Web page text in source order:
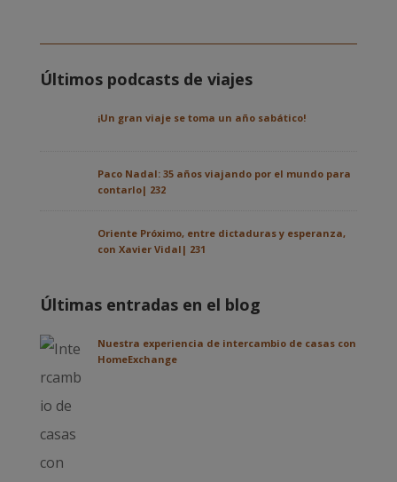
Últimos podcasts de viajes
¡Un gran viaje se toma un año sabático!
Paco Nadal: 35 años viajando por el mundo para
contarlo| 232
Oriente Próximo, entre dictaduras y esperanza,
con Xavier Vidal| 231
Últimas entradas en el blog
Nuestra experiencia de intercambio de casas con
HomeExchange